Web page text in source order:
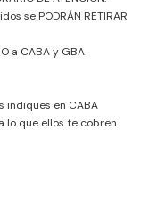
se PODRÁN RETIRAR
a CABA y GBA
indiques en CABA
lo que ellos te cobren